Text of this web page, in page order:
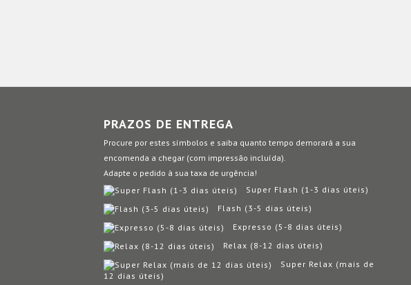
PRAZOS DE ENTREGA
Procure por estes símbolos e saiba quanto tempo demorará a sua
encomenda a chegar (com impressão incluída).
Adapte o pedido à sua taxa de urgência!
Super Flash (1-3 dias úteis)
Flash (3-5 dias úteis)
Expresso (5-8 dias úteis)
Relax (8-12 dias úteis)
Super Relax (mais de
12 dias úteis)